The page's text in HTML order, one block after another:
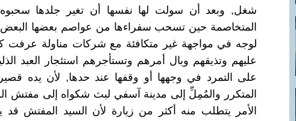
شغل, وبعد أن سولت لها نفسها أن تغير جلدها سحبوه
المتخاصمة حين تسحب سفراءها من عواصم بعضها البعض,
لوجه في مواجهة غير متكافئة مع شركات مناولة عرفت
عليهم وتذيقهم وبال أمرهم وتستأجرهم استئجار العبد
على التمرد في وجهها أو وقفها عند حدها, لأن يده
المتكرر والمُمِلِّ إلى مدينة آسفي لبث شكواه إلى مفتش
الأمر يتطلب منه أكثر من زيارة لأن السيد المفتش